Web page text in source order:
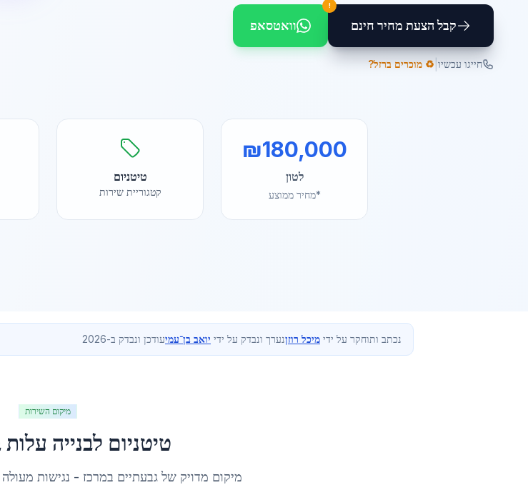
קבל הצעת מחיר חינם
!
וואטסאפ
חייגו עכשיו ♻️ מוכרים ברזל?
₪180,000
לטון
*מחיר ממוצע
טיטניום
קטגוריית שירות
נכתב ותוחקר על ידי מיכל רוזןנערך ונבדק על ידי יואב בן־עמיעודכן ונבדק ב-2026
מיקום השירות
טיטניום לבנייה עלות
מיקום מדויק שלגבעתיים במרכז - נגישות